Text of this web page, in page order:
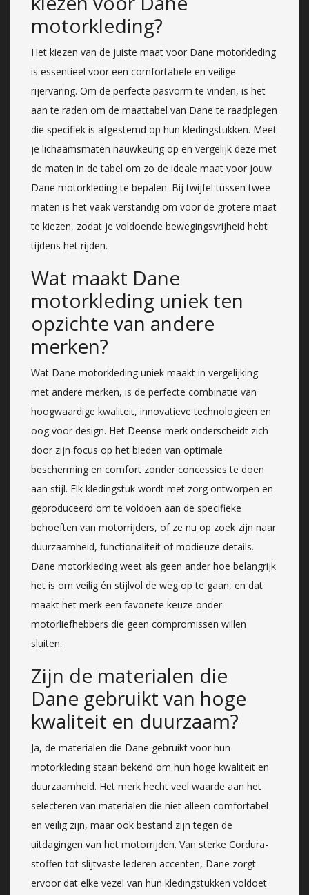
motorkleding?
Het kiezen van de juiste maat voor Dane motorkleding
is essentieel voor een comfortabele en veilige
rijervaring. Om de perfecte pasvorm te vinden, is het
aan te raden om de maattabel van Dane te raadplegen
die specifiek is afgestemd op hun kledingstukken. Meet
je lichaamsmaten nauwkeurig op en vergelijk deze met
de maten in de tabel om zo de ideale maat voor jouw
Dane motorkleding te bepalen. Bij twijfel tussen twee
maten is het vaak verstandig om voor de grotere maat
te kiezen, zodat je voldoende bewegingsvrijheid hebt
tijdens het rijden.
Wat maakt Dane
motorkleding uniek ten
opzichte van andere
merken?
Wat Dane motorkleding uniek maakt in vergelijking
met andere merken, is de perfecte combinatie van
hoogwaardige kwaliteit, innovatieve technologieën en
oog voor design. Het Deense merk onderscheidt zich
door zijn focus op het bieden van optimale
bescherming en comfort zonder concessies te doen
aan stijl. Elk kledingstuk wordt met zorg ontworpen en
geproduceerd om te voldoen aan de specifieke
behoeften van motorrijders, of ze nu op zoek zijn naar
duurzaamheid, functionaliteit of modieuze details.
Dane motorkleding weet als geen ander hoe belangrijk
het is om veilig én stijlvol de weg op te gaan, en dat
maakt het merk een favoriete keuze onder
motorliefhebbers die geen compromissen willen
sluiten.
Zijn de materialen die
Dane gebruikt van hoge
kwaliteit en duurzaam?
Ja, de materialen die Dane gebruikt voor hun
motorkleding staan bekend om hun hoge kwaliteit en
duurzaamheid. Het merk hecht veel waarde aan het
selecteren van materialen die niet alleen comfortabel
en veilig zijn, maar ook bestand zijn tegen de
uitdagingen van het motorrijden. Van sterke Cordura-
stoffen tot slijtvaste lederen accenten, Dane zorgt
ervoor dat elke vezel van hun kledingstukken voldoet